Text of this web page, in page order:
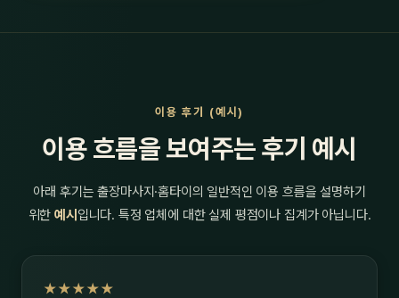
이용 후기 (예시)
이용 흐름을 보여주는 후기 예시
아래 후기는 출장마사지·홈타이의 일반적인 이용 흐름을 설명하기
위한예시 입니다. 특정 업체에 대한 실제 평점이나 집계가 아닙니다.
★★★★★